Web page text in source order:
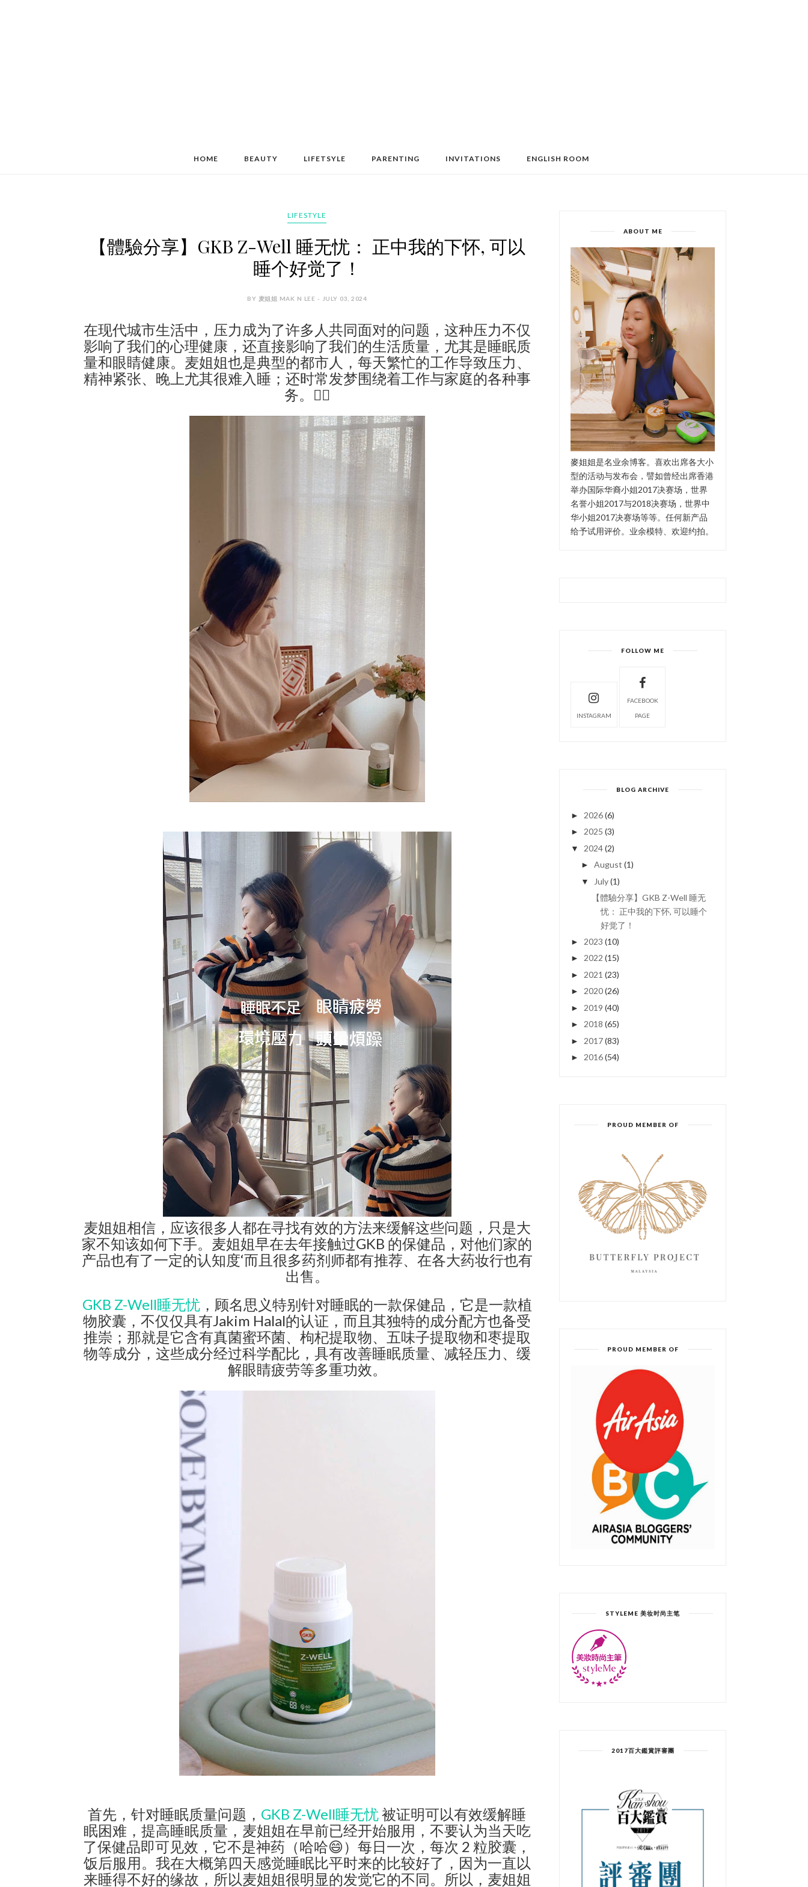
HOME BEAUTY LIFETSYLE PARENTING INVITATIONS ENGLISH ROOM
LIFESTYLE
【體驗分享】GKB Z-Well 睡无忧： 正中我的下怀, 可以
睡个好觉了！
BY 麦姐姐 MAK N LEE - JULY 03, 2024
在现代城市生活中，压力成为了许多人共同面对的问题，这种压力不仅
影响了我们的心理健康，还直接影响了我们的生活质量，尤其是睡眠质
量和眼睛健康。麦姐姐也是典型的都市人，每天繁忙的工作导致压力、
精神紧张、晚上尤其很难入睡；还时常发梦围绕着工作与家庭的各种事
务。😵‍💫
麦姐姐相信，应该很多人都在寻找有效的方法来缓解这些问题，只是大
家不知该如何下手。麦姐姐早在去年接触过GKB 的保健品，对他们家的
产品也有了一定的认知度‘而且很多药剂师都有推荐、在各大药妆行也有
出售。
GKB Z-Well睡无忧，顾名思义特别针对睡眠的一款保健品，它是一款植
物胶囊，不仅仅具有Jakim Halal的认证，而且其独特的成分配方也备受
推崇；那就是它含有真菌蜜环菌、枸杞提取物、五味子提取物和枣提取
物等成分，这些成分经过科学配比，具有改善睡眠质量、减轻压力、缓
解眼睛疲劳等多重功效。
首先，针对睡眠质量问题， GKB Z-Well睡无忧被证明可以有效缓解睡
眠困难，提高睡眠质量，麦姐姐在早前已经开始服用，不要认为当天吃
了保健品即可见效，它不是神药（哈哈😄）每日一次，每次 2 粒胶囊，
饭后服用。我在大概第四天感觉睡眠比平时来的比较好了，因为一直以
来睡得不好的缘故，所以麦姐姐很明显的发觉它的不同。所以，麦姐姐
ABOUT ME
麥姐姐是名业余博客。喜欢出席各大小
型的活动与发布会，譬如曾经出席香港
举办国际华裔小姐2017决赛场，世界
名誉小姐2017与2018决赛场，世界中
华小姐2017决赛场等等。任何新产品
给予试用评价。业余模特、欢迎约拍。
FOLLOW ME
INSTAGRAM
FACEBOOK
PAGE
BLOG ARCHIVE
► 2026(6)
► 2025 (3)
▼ 2024(2)
► August (1)
▼ July(1)
【體驗分享】GKB Z-Well 睡无
忧： 正中我的下怀, 可以睡个
好觉了！
► 2023 (10)
► 2022 (15)
► 2021 (23)
► 2020(26)
► 2019 (40)
► 2018 (65)
► 2017(83)
► 2016(54)
PROUD MEMBER OF
PROUD MEMBER OF
STYLEME 美妆时尚主笔
2017百大鑑賞評審團